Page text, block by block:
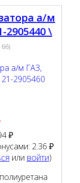
а/м
2905440 \
)
₽
2.36 ₽
или войти)